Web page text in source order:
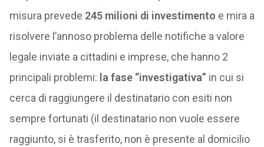
misura prevede 245 milioni di investimento e mira a
risolvere l’annoso problema delle notifiche a valore
legale inviate a cittadini e imprese, che hanno 2
principali problemi: la fase “investigativa” in cui si
cerca di raggiungere il destinatario con esiti non
sempre fortunati (il destinatario non vuole essere
raggiunto, si è trasferito, non è presente al domicilio